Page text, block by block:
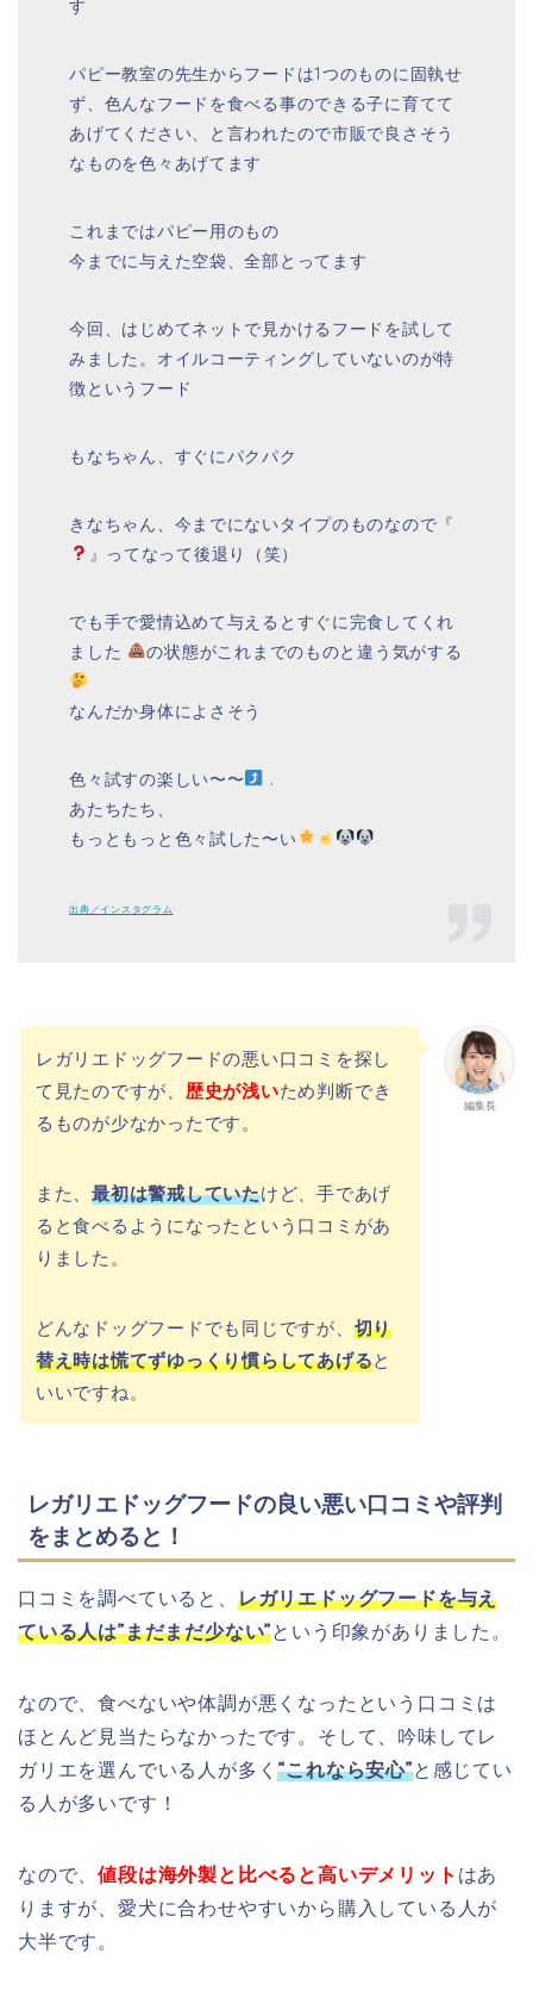
す
パピー教室の先生からフードは1つのものに固執せ
ず、色んなフードを食べる事のできる子に育てて
あげてください、と言われたので市販で良さそう
なものを色々あげてます
これまではパピー用のもの
今までに与えた空袋、全部とってます
今回、はじめてネットで見かけるフードを試して
みました。オイルコーティングしていないのが特
徴というフード
もなちゃん、すぐにパクパク
きなちゃん、今までにないタイプのものなので『
』ってなって後退り（笑）
でも手で愛情込めて与えるとすぐに完食してくれ
ました
の状態がこれまでのものと違う気がする
なんだか身体によさそう
色々試すの楽しい〜〜
.
あたちたち、
もっともっと色々試した〜い
出典／インスタグラム
編集長
レガリエドッグフードの悪い口コミを探し
て見たのですが、 歴史が浅いため判断でき
るものが少なかったです。
また、最初は警戒していたけど、手であげ
ると食べるようになったという口コミがあ
りました。
どんなドッグフードでも同じですが、 切り
替え時は慌てずゆっくり慣らしてあげると
いいですね。
レガリエドッグフードの良い悪い口コミや評判
をまとめると！
口コミを調べていると、 レガリエドッグフードを与え
ている人は”まだまだ少ない”という印象がありました。
なので、食べないや体調が悪くなったという口コミは
ほとんど見当たらなかったです。そして、吟味してレ
ガリエを選んでいる人が多く“これなら安心”と感じてい
る人が多いです！
なので、値段は海外製と比べると高いデメリット はあ
りますが、愛犬に合わせやすいから購入している人が
大半です。